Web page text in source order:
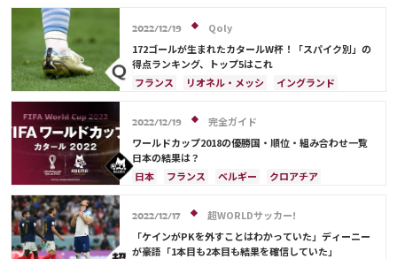
オーストラリア
日本代表
ドイツ
スペイン
ブラジル
キリアン・ムバッペ
デンマーク
ポルトガル
セネガル 韓国
リオネル・メッシ
アントワーヌ・グリーズマン
フィル・フォーデン
2022/12/19
Qoly
172ゴールが生まれたカタールW杯！「スパイク別」の
得点ランキング、トップ5はこれ
フランス
リオネル・メッシ
イングランド
モロッコ
リシャルリソン
堂安 律
ドイツ スペイン スイス
ポーランド
エクアドル
韓国
2022/12/19
完全ガイド
ワールドカップ2018の優勝国・順位・組み合わせ一覧
日本の結果は？
日本
フランス ベルギー
クロアチア
アルゼンチン
ドイツ
ウルグアイ
オーストラリア
サウジアラビア
デンマーク
スペイン
メキシコ スイス
ポルトガル
2022/12/17
超WORLDサッカー!
「ケインがPKを外すことはわかっていた」ディーニー
が豪語「1本目も2本目も結果を確信していた」